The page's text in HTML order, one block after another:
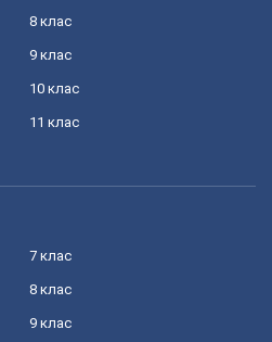
8 клас
9 клас
10 клас
11 клас
7 клас
8 клас
9 клас